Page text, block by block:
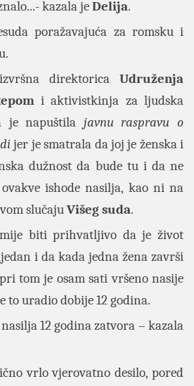
kazala jeDelija.
poražavajuća za romsku i
direktorica Udruženja
i aktivistkinja za ljudska
je napuštila javnu raspravu o
jer je smatrala da joj je ženska i
dužnost da bude tu i da ne
ishode nasilja, kao ni na
slučajuVišeg suda.
biti prihvatljivo da je život
i da kada jedna žena završi
tom je osam sati vršeno nasije
to uradio dobije 12 godina.
12 godina zatvora – kazala
vrlo vjerovatno desilo, pored